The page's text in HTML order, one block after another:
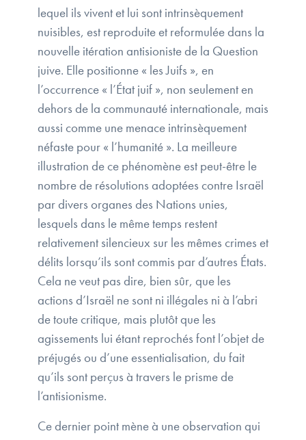
lequel ils vivent et lui sont intrinsèquement
nuisibles, est reproduite et reformulée dans la
nouvelle itération antisioniste de la Question
juive. Elle positionne « les Juifs », en
l’occurrence « l’État juif », non seulement en
dehors de la communauté internationale, mais
aussi comme une menace intrinsèquement
néfaste pour « l’humanité ». La meilleure
illustration de ce phénomène est peut-être le
nombre de résolutions adoptées contre Israël
par divers organes des Nations unies,
lesquels dans le même temps restent
relativement silencieux sur les mêmes crimes et
délits lorsqu’ils sont commis par d’autres États.
Cela ne veut pas dire, bien sûr, que les
actions d’Israël ne sont ni illégales ni à l’abri
de toute critique, mais plutôt que les
agissements lui étant reprochés font l’objet de
préjugés ou d’une essentialisation, du fait
qu’ils sont perçus à travers le prisme de
l’antisionisme.
Ce dernier point mène à une observation qui